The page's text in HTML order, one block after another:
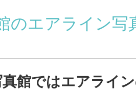
のエアライン写
館ではエアライ